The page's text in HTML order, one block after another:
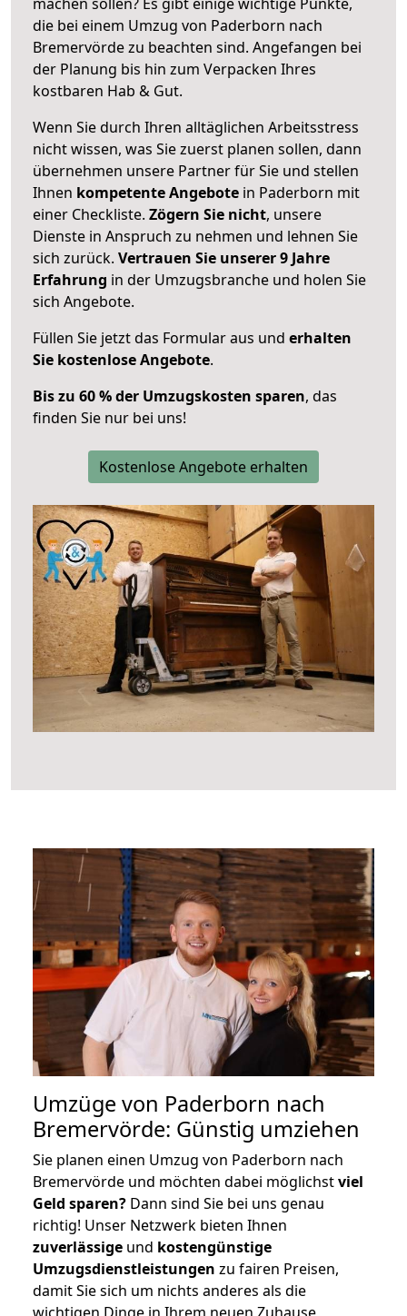
die bei einem Umzug von Paderborn nach
Bremervörde zu beachten sind. Angefangen bei
der Planung bis hin zum Verpacken Ihres
kostbaren Hab & Gut.
Wenn Sie durch Ihren alltäglichen Arbeitsstress
nicht wissen, was Sie zuerst planen sollen, dann
übernehmen unsere Partner für Sie und stellen
Ihnen kompetente Angebote in Paderborn mit
einer Checkliste. Zögern Sie nicht, unsere
Dienste in Anspruch zu nehmen und lehnen Sie
sich zurück. Vertrauen Sie unserer 9 Jahre
Erfahrung in der Umzugsbranche und holen Sie
sich Angebote.
Füllen Sie jetzt das Formular aus und erhalten
Sie kostenlose Angebote.
Bis zu 60 % der Umzugskosten sparen, das
finden Sie nur bei uns!
Kostenlose Angebote erhalten
Umzüge von Paderborn nach
Bremervörde: Günstig umziehen
Sie planen einen Umzug von Paderborn nach
Bremervörde und möchten dabei möglichstviel
Geld sparen? Dann sind Sie bei uns genau
richtig! Unser Netzwerk bieten Ihnen
zuverlässige und kostengünstige
Umzugsdienstleistungen zu fairen Preisen,
damit Sie sich um nichts anderes als die